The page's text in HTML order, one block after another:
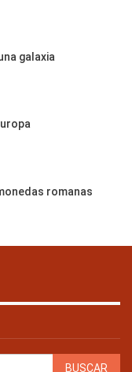
galaxia
romanas